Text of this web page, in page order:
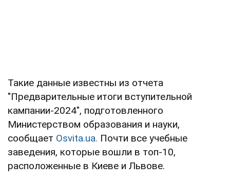
Такие данные известны из отчета
"Предварительные итоги вступительной
кампании-2024", подготовленного
Министерством образования и науки,
сообщает Оsvita.ua. Почти все учебные
заведения, которые вошли в топ-10,
расположенные в Киеве и Львове.